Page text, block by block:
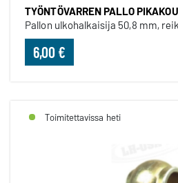
TYÖNTÖVARREN PALLO
Pallon ulkohalkaisija 50,8 mm,
6,00 €
Toimitettavissa heti